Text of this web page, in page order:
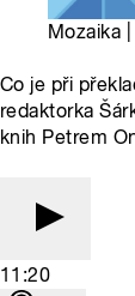
Mozaika
Co je při
redaktorka
knih Petrem
11:20